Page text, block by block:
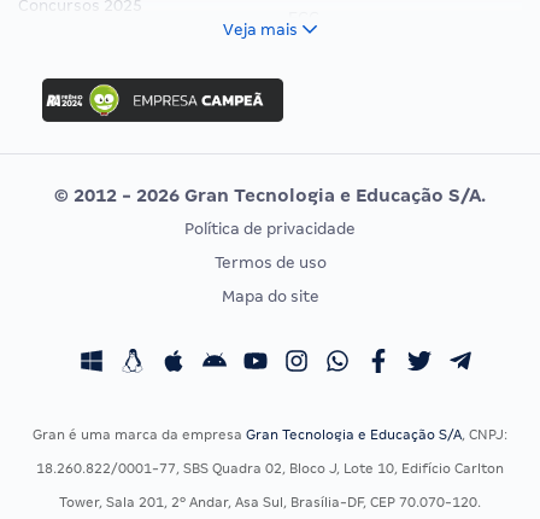
Concursos 2025
Concurso Ibama
Concurso MPU
Editais publicados
Vunesp
CONCURSOS POR PROFISSÃO
Concursos Fiscais
Concursos Saúde
EXAME DE ORDEM
Calendário OAB
Veja mais
© 2012 - 2026 Gran Tecnologia e Educação S/A.
Política de privacidade
Termos de uso
Mapa do site
Gran é uma marca da empresa Gran Tecnologia e Educação S/A, CNPJ:
18.260.822/0001-77, SBS Quadra 02, Bloco J, Lote 10, Edifício Carlton
Tower, Sala 201, 2º Andar, Asa Sul, Brasília-DF, CEP 70.070-120.